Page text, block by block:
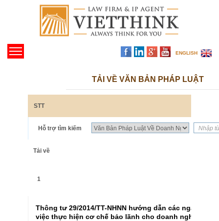
ENGLISH
TẢI VỀ VĂN BẢN PHÁP LUẬT
STT
Hỗ trợ tìm kiếm Nhập
Tải về
1
Thông tư 29/2014/TT-NHNN hướng dẫn các ngân
việc thực hiện cơ chế bảo lãnh cho doanh nghiệp